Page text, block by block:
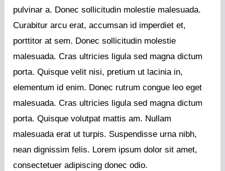
pulvinar a. Donec sollicitudin molestie malesuada.
Curabitur arcu erat, accumsan id imperdiet et,
porttitor at sem. Donec sollicitudin molestie
malesuada. Cras ultricies ligula sed magna dictum
porta. Quisque velit nisi, pretium ut lacinia in,
elementum id enim. Donec rutrum congue leo eget
malesuada. Cras ultricies ligula sed magna dictum
porta. Quisque volutpat mattis am. Nullam
malesuada erat ut turpis. Suspendisse urna nibh,
nean dignissim felis. Lorem ipsum dolor sit amet,
consectetuer adipiscing donec odio.